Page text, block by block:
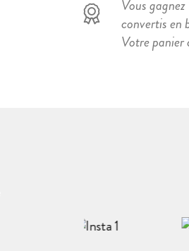
Vous
convertis en
Votre